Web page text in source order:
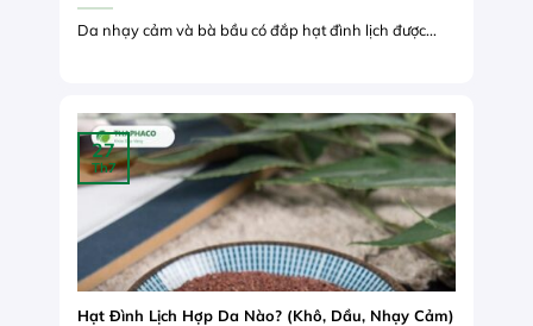
Da nhạy cảm và bà bầu có đắp hạt đình lịch được...
Hạt Đình Lịch Hợp Da Nào? (Khô, Dầu, Nhạy Cảm)
27
Th7